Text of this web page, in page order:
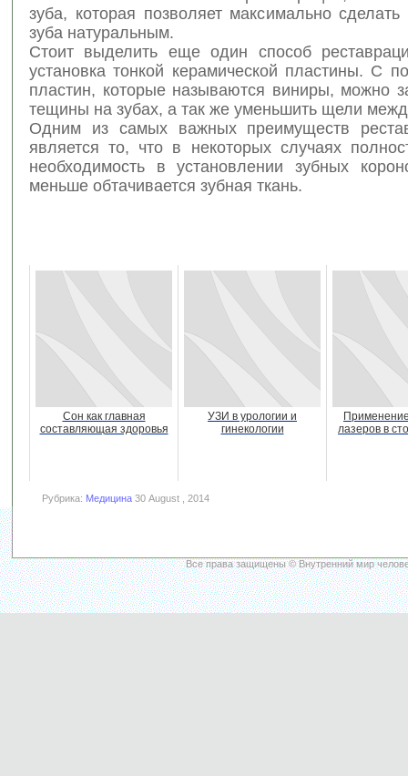
зуба, которая позволяет максимально
зуба натуральным.
Стоит выделить еще один способ
установка тонкой керамической пластины. С
пластин, которые называются виниры, можно
тещины на зубах, а так же уменьшить щели
Одним из самых важных преимуществ
является то, что в некоторых случаях
необходимость в установлении зубных
меньше обтачивается зубная ткань.
Сон как главная
составляющая здоровья
УЗИ в урологии и
гинекологии
лазеров в
Рубрика: Медицина 30 August , 2014
Все права защищены © Внутренний мир